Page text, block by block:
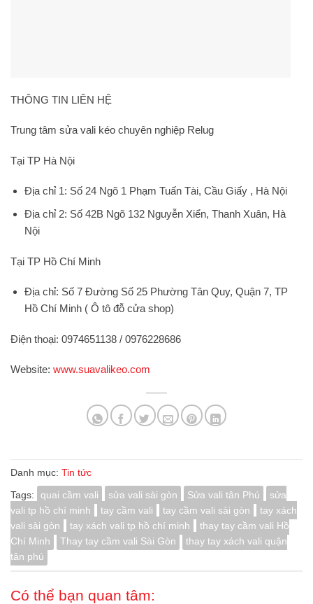
THÔNG TIN LIÊN HỆ
Trung tâm sửa vali kéo chuyên nghiệp Relug
Tại TP Hà Nội
Địa chỉ 1: Số 24 Ngõ 1 Phạm Tuấn Tài, Cầu Giấy , Hà Nội
Địa chỉ 2: Số 42B Ngõ 132 Nguyễn Xiển, Thanh Xuân, Hà
Nội
Tại TP Hồ Chí Minh
Địa chỉ: Số 7 Đường Số 25 Phường Tân Quy, Quận 7, TP
Hồ Chí Minh ( Ô tô đỗ cửa shop)
Điện thoại: 0974651138 / 0976228686
Website: www.suavalikeo.com
Danh mục: Tin tức
Tags:
quai cầm vali sửa vali sài gòn Sửa vali tân Phú
sửa
vali tp hồ chí minh
tay cầm vali tay cầm vali sài gòn
tay xách
vali sài gòn
tay xách vali tp hồ chí minh
thay tay cầm vali Hồ
Chí Minh
Thay tay cầm vali Sài Gòn
thay tay xách vali quận
tân phú
Có thể bạn quan tâm: